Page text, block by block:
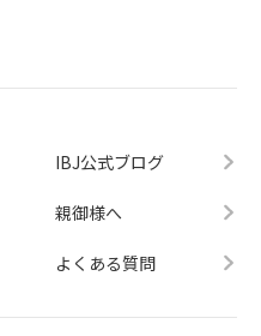
IBJ公式ブログ
親御様へ
よくある質問